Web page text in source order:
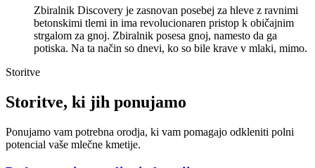
Zbiralnik Discovery je zasnovan posebej za hleve z ravnimi
betonskimi tlemi in ima revolucionaren pristop k običajnim
strgalom za gnoj. Zbiralnik posesa gnoj, namesto da ga
potiska. Na ta način so dnevi, ko so bile krave v mlaki, mimo.
Storitve
Storitve, ki jih ponujamo
Ponujamo vam potrebna orodja, ki vam pomagajo odkleniti polni
potencial vaše mlečne kmetije.